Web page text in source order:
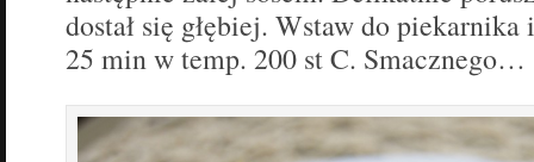
dostał się głębiej. Wstaw do
25 min w temp. 200 st C. Smacznego…